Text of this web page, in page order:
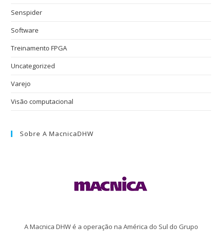
Senspider
Software
Treinamento FPGA
Uncategorized
Varejo
Visão computacional
Sobre A MacnicaDHW
A Macnica DHW é a operação na América do Sul do Grupo